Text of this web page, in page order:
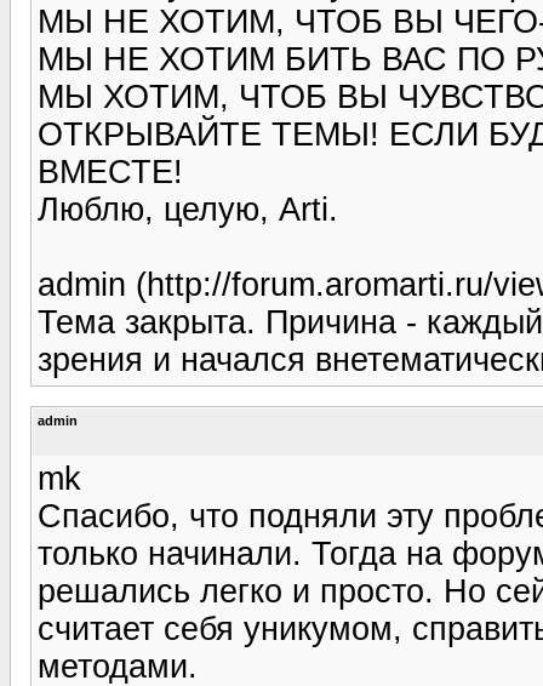
МЫ НЕ ХОТИМ, ЧТОБ ВЫ
МЫ НЕ ХОТИМ БИТЬ ВАС ПО
МЫ ХОТИМ, ЧТОБ ВЫ
ОТКРЫВАЙТЕ ТЕМЫ! ЕСЛИ
ВМЕСТЕ!
Люблю, целую, Arti.
admin (http://forum.aromarti.ru/
Тема закрыта. Причина -
зрения и начался
admin
mk
Спасибо, что подняли эту
только начинали. Тогда на
решались легко и просто. Но
считает себя уникумом,
методами.